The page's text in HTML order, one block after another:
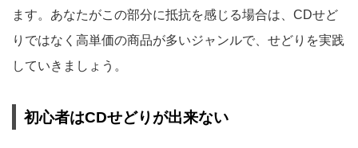
ます。あなたがこの部分に抵抗を感じる場合は、CDせど
りではなく高単価の商品が多いジャンルで、せどりを実践
していきましょう。
初心者はCDせどりが出来ない